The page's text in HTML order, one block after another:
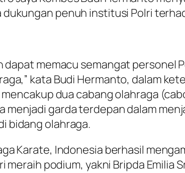
penuh institusi Polri
dapat memacu semangat
kata Budi Hermanto, dalam
dua cabang olahraga
menjadi garda terdepan dalam
bidang olahraga.
Karate, Indonesia berhasil
meraih podium, yakni Bripda Emilia